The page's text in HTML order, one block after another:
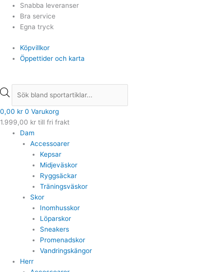
Hoppa
innehåll
Snabba leveranser
Bra service
Egna tryck
Köpvillkor
Öppettider och karta
Products
search
0,00 kr 0 Varukorg
1.999,00 kr till fri frakt
Dam
Accessoarer
Kepsar
Midjeväskor
Ryggsäckar
Träningsväskor
Skor
Inomhusskor
Löparskor
Sneakers
Promenadskor
Vandringskängor
Herr
Products
search